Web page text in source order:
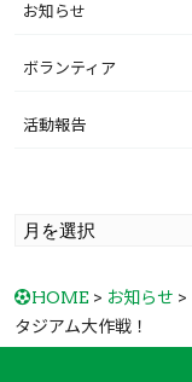
お知らせ
ボランティア
活動報告
HOME > お知らせ >
タジアム大作戦！